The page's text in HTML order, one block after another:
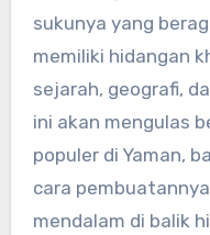
sukunya yang
memiliki hidangan
sejarah, geografi,
ini akan mengulas
populer di Yaman,
cara
mendalam di balik